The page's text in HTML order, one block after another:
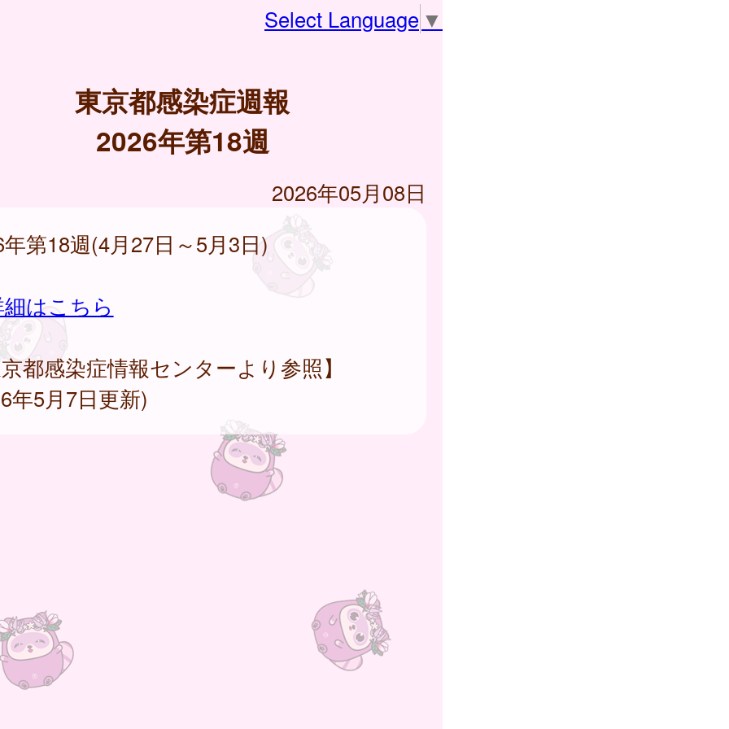
Select Language ▼
東京都感染症週報
2026年第18週
2026年05月08日
第18週(4月27日～5月3日)
はこちら
都感染症情報センターより参照】
年5月7日更新)